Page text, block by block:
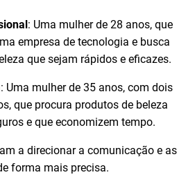
: Uma mulher de 28 anos, que
empresa de tecnologia e busca
que sejam rápidos e eficazes.
: Uma mulher de 35 anos, com dois
que procura produtos de beleza
e que economizem tempo.
a direcionar a comunicação e as
forma mais precisa.